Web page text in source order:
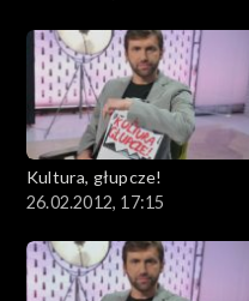
Kultura, głupcze!
26.02.2012, 17:15